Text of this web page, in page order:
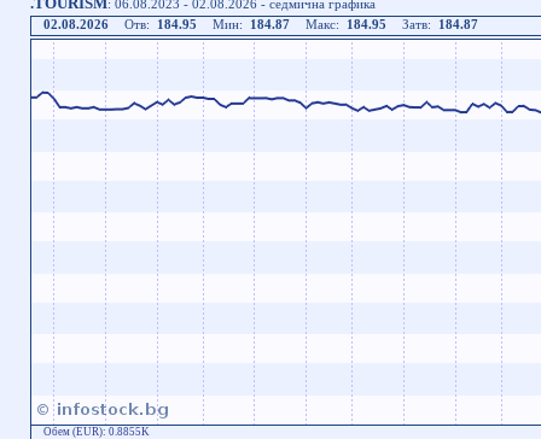
: 06.08.2023 - 02.08.2026 - седмична графика
02.08.2026
Отв: 184.95 Мин: 184.87 Макс: 184.95 Затв: 184.87
Обем (EUR): 0.8855K